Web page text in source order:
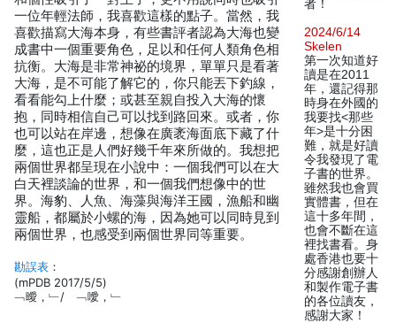
一位年輕法師，我喜歡這樣的點子。當然，我
喜歡描寫大海本身，有些書評者認為大海也變
成書中一個重要角色，足以和任何人類角色相
抗衡。大海是非常神祕的境界，單單只是看著
大海，是不可能了解它的，你只能丟下釣線，
看看能勾上什麼；或甚至親自投入大海的懷
抱，同時相信自己可以找到路回來。或者，你
也可以站在岸邊，想像在廣袤海面底下藏了什
麼，這也正是人們好幾千年來所做的。我想把
兩個世界都呈現在小說中：一個我們可以在大
白天裡談論的世界，和一個我們想像中的世
界。海豹、人魚、海藻與海洋王國，漁船和幽
靈船，都屬於小螺的海，因為她可以同時見到
兩個世界，也感受到兩個世界同等重要。
勘誤表 ：
(mPDB 2017/5/5)
﹁曖，﹂/ ﹁噯，﹂
者！
2024/6/14
Skelen
第一次知道好
讀是在2011
年，還記得那
時身在外國的
我要找<那些
年>是十分困
難，就是好讀
令我發現了電
子書的世界。
雖然我也會買
實體書，但在
這十多年間，
也會不斷在這
裡找書看。身
處香港也要十
分感謝創辦人
和製作電子書
的各位讀友，
感謝大家！